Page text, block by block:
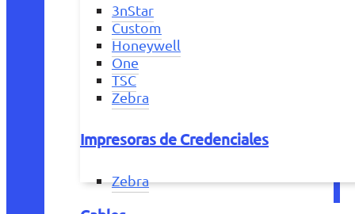
3nStar
Custom
Honeywell
One
TSC
Zebra
Impresoras de Credenciales
Zebra